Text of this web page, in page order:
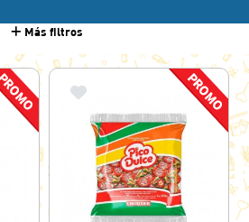
Más filtros